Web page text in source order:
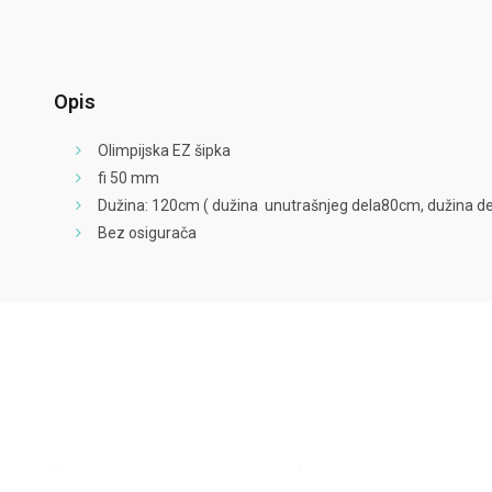
Opis
Olimpijska EZ šipka
fi 50 mm
Dužina: 120cm ( dužina unutrašnjeg dela80cm, dužina
Bez osigurača